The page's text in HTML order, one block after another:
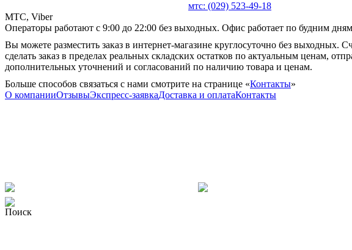
мтс: (029) 523-49-18
MTC, Viber
Операторы работают с 9:00 до 22:00 без выходных. Офис работает по будним
Вы можете разместить заказ в интернет-магазине круглосуточно без выходных.
сделать заказ в пределах реальных складских остатков по актуальным ценам,
дополнительных уточнений и согласований по наличию товара и ценам.
Больше способов связаться с нами смотрите на странице «Контакты»
О компанииОтзывыЭкспресс-заявкаДоставка и оплатаКонтакты
Поиск